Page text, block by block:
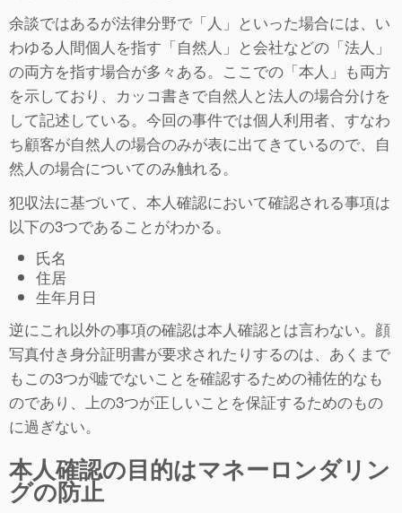
余談ではあるが法律分野で「人」といった場合には、い
わゆる人間個人を指す「自然人」と会社などの「法人」
の両方を指す場合が多々ある。ここでの「本人」も両方
を示しており、カッコ書きで自然人と法人の場合分けを
して記述している。今回の事件では個人利用者、すなわ
ち顧客が自然人の場合のみが表に出てきているので、自
然人の場合についてのみ触れる。
犯収法に基づいて、本人確認において確認される事項は
以下の3つであることがわかる。
氏名
住居
生年月日
逆にこれ以外の事項の確認は本人確認とは言わない。顔
写真付き身分証明書が要求されたりするのは、あくまで
もこの3つが嘘でないことを確認するための補佐的なも
のであり、上の3つが正しいことを保証するためのもの
に過ぎない。
本人確認の目的はマネーロンダリン
グの防止